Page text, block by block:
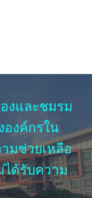
งและชมรม
งค์กรใน
มช่วยเหลือ
ได้รับความ